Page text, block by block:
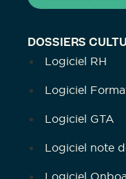
DOSSIERS
Logiciel RH
Logiciel
Logiciel GTA
Logiciel note
Logiciel